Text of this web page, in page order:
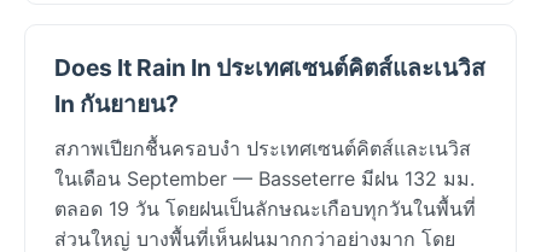
Does It Rain In ประเทศเซนต์คิตส์และเนวิส
In กันยายน?
สภาพเปียกชื้นครอบงำ ประเทศเซนต์คิตส์และเนวิส
ในเดือน September — Basseterre มีฝน 132 มม.
ตลอด 19 วัน โดยฝนเป็นลักษณะเกือบทุกวันในพื้นที่
ส่วนใหญ่ บางพื้นที่เห็นฝนมากกว่าอย่างมาก โดย